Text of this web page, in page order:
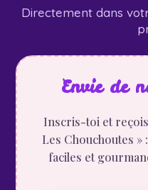
Directement dans
Envie de
Inscris-toi et
Les Chouchoutes »
faciles et